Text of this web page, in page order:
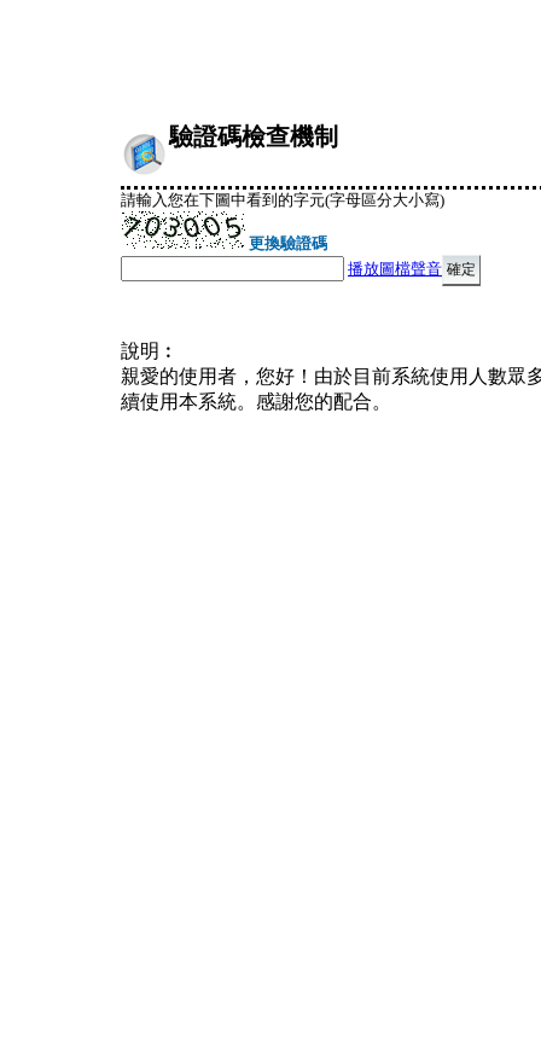
驗證碼檢查機制
請輸入您在下圖中看到的字元(字母區分大小寫)
更換驗證碼
播放圖檔聲音
說明︰
親愛的使用者，您好！由於目前系統使用人數眾
續使用本系統。感謝您的配合。